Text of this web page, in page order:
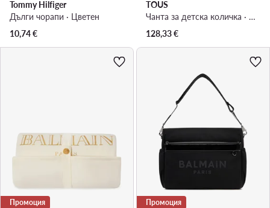
Tommy Hilfiger
Дълги чорапи · Цветен
10,74€
TOUS
Чанта за детска количка · Черен
128,33€
Промоция Промоция